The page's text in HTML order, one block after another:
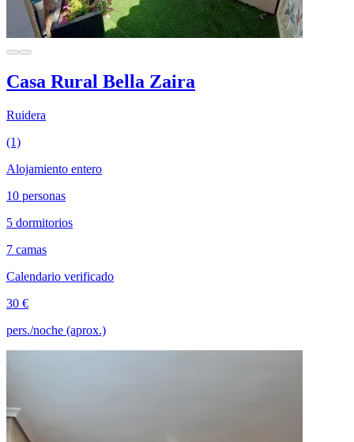
Casa Rural Bella Zaira
Ruidera
(1)
Alojamiento entero
10 personas
5 dormitorios
7 camas
Calendario verificado
30 €
pers./noche (aprox.)